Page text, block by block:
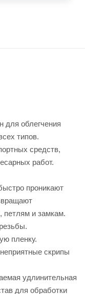
для облегчения
типов.
средств,
работ.
проникают
петлям и замкам.
пленку.
скрипы
удлинительная
для обработки